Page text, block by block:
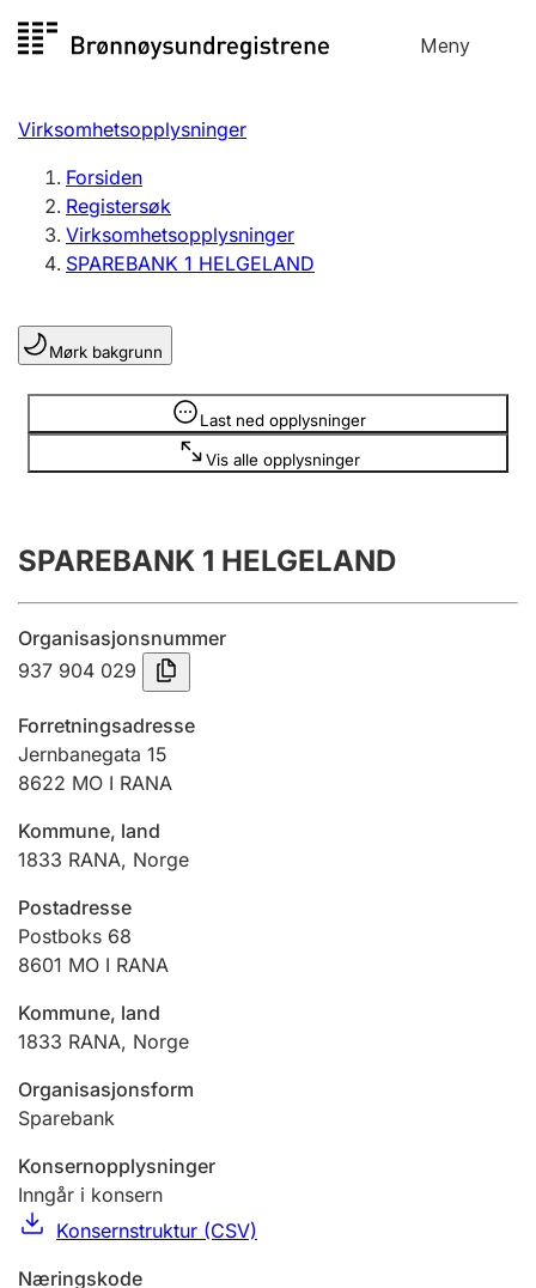
til
Meny
Registersøk
Aksjeselskap
Enkeltpersonforetak
Registrere, endre, slette
Lag og forening
Registrere, endre, slette
Innsending og forsinkelsesgebyr
Jeger
Ektepaktveileder
Andre tema
Virksomhetsopplysninger
Forsiden
Registersøk
Virksomhetsopplysninger
SPAREBANK 1 HELGELAND
Mørk bakgrunn
Last ned opplysninger
Vis alle opplysninger
Opplysninger er skjult
SPAREBANK 1 HELGELAND
Organisasjonsnummer
937 904 029
Forretningsadresse
Jernbanegata 15
8622 MO I RANA
Kommune, land
1833 RANA, Norge
Postadresse
Postboks 68
8601 MO I RANA
Kommune, land
1833 RANA, Norge
Organisasjonsform
Sparebank
Konsernopplysninger
Inngår i konsern
Konsernstruktur (CSV)
Næringskode